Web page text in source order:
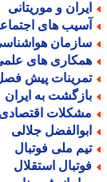
و موریتانی
های اجتماعی
هواشناسی
های علمی
پیش فصل
به ایران
اقتصادی
جلالی
ملی فوتبال
استقلال